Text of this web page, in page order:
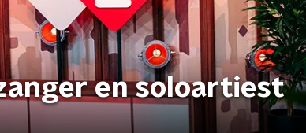
en soloartiest